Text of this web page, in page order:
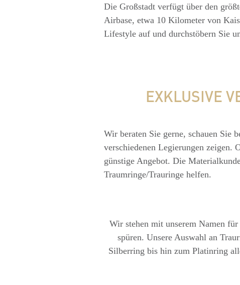
Die Großstadt verfügt über den
Airbase, etwa 10 Kilometer von
Lifestyle auf und durchstöbern Sie
EXKLUSIVE
Wir beraten Sie gerne, schauen Sie
verschiedenen Legierungen zeigen.
günstige Angebot. Die
Traumringe/Trauringe helfen.
Wir stehen mit unserem Namen
spüren. Unsere Auswahl an
Silberring bis hin zum Platinring